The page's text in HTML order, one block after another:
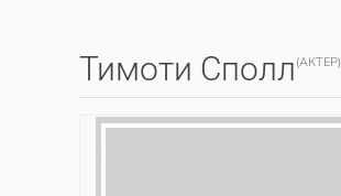
Тимоти Сполл (АКТЕР)